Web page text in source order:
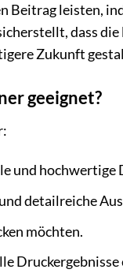
leisten,
dass
Zukunft
geeignet?
und hochwertige
detailreiche
möchten.